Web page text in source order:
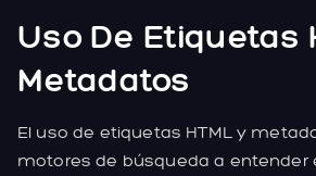
Uso De Etiquetas
Metadatos
El uso de etiquetas HTML y
motores de búsqueda a entender